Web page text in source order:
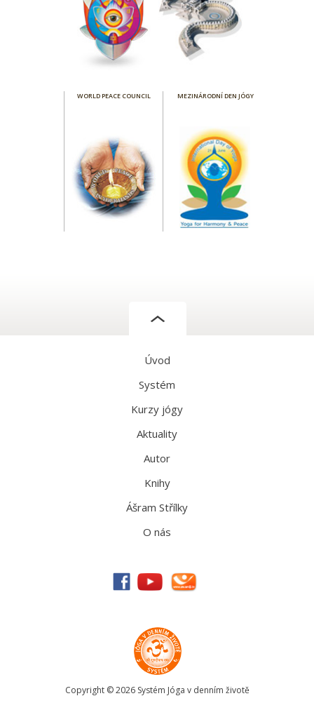
WORLD PEACE COUNCIL MEZINÁRODNÍ DEN JÓGY
Úvod
Systém
Kurzy jógy
Aktuality
Autor
Knihy
Ášram Střílky
O nás
Copyright © 2026 Systém Jóga v denním životě